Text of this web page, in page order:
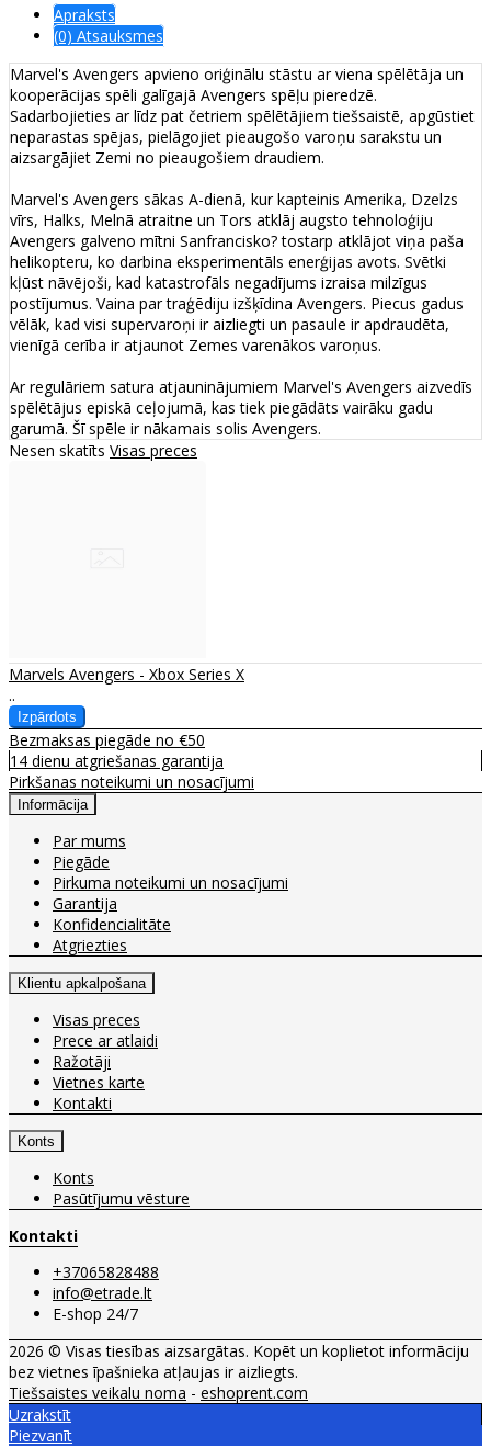
Apraksts
(0) Atsauksmes
Marvel's Avengers apvieno oriģinālu stāstu ar viena spēlētāja un
kooperācijas spēli galīgajā Avengers spēļu pieredzē.
Sadarbojieties ar līdz pat četriem spēlētājiem tiešsaistē, apgūstiet
neparastas spējas, pielāgojiet pieaugošo varoņu sarakstu un
aizsargājiet Zemi no pieaugošiem draudiem.
Marvel's Avengers sākas A-dienā, kur kapteinis Amerika, Dzelzs
vīrs, Halks, Melnā atraitne un Tors atklāj augsto tehnoloģiju
Avengers galveno mītni Sanfrancisko? tostarp atklājot viņa paša
helikopteru, ko darbina eksperimentāls enerģijas avots. Svētki
kļūst nāvējoši, kad katastrofāls negadījums izraisa milzīgus
postījumus. Vaina par traģēdiju izšķīdina Avengers. Piecus gadus
vēlāk, kad visi supervaroņi ir aizliegti un pasaule ir apdraudēta,
vienīgā cerība ir atjaunot Zemes varenākos varoņus.
Ar regulāriem satura atjauninājumiem Marvel's Avengers aizvedīs
spēlētājus episkā ceļojumā, kas tiek piegādāts vairāku gadu
garumā. Šī spēle ir nākamais solis Avengers.
Nesen skatīts Visas preces
Marvels Avengers - Xbox Series X
..
Bezmaksas piegāde no €50
14 dienu atgriešanas garantija
Pirkšanas noteikumi un nosacījumi
Informācija
Par mums
Piegāde
Pirkuma noteikumi un nosacījumi
Garantija
Konfidencialitāte
Atgriezties
Klientu apkalpošana
Visas preces
Prece ar atlaidi
Ražotāji
Vietnes karte
Kontakti
Konts
Konts
Pasūtījumu vēsture
Kontakti
+37065828488
info@etrade.lt
E-shop 24/7
2026 © Visas tiesības aizsargātas. Kopēt un koplietot informāciju
bez vietnes īpašnieka atļaujas ir aizliegts.
Tiešsaistes veikalu noma - eshoprent.com
Uzrakstīt
Piezvanīt